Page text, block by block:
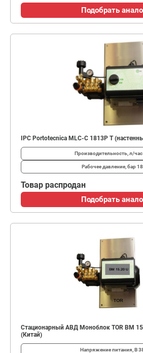
Подобрать
IPC Portotecnica MLC-C 1813P T
Производительность, л/час
Рабочее давление, бар
Товар распродан
Подобрать
Стационарный АВД Моноблок TOR BM
(Китай)
Напряжение питания, В